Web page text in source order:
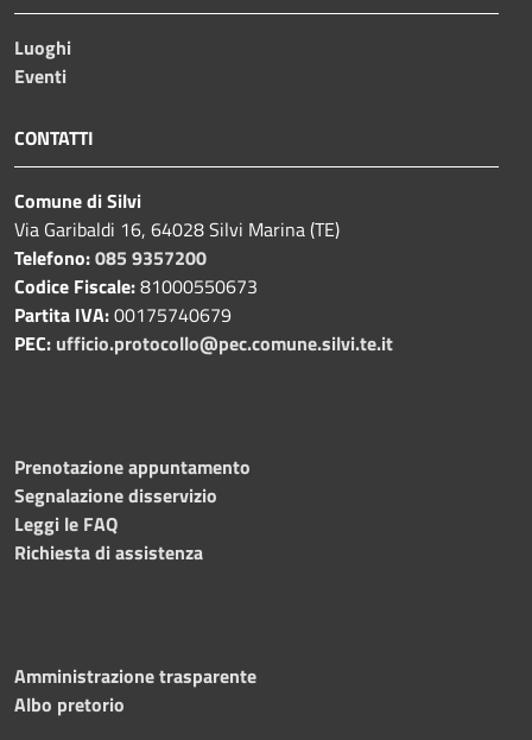
Luoghi
Eventi
CONTATTI
Comune di Silvi
Via Garibaldi 16, 64028 Silvi Marina (TE)
Telefono:085 9357200
Codice Fiscale:81000550673
Partita IVA:00175740679
PEC: ufficio.protocollo@pec.comune.silvi.te.it
Prenotazione appuntamento
Segnalazione disservizio
Leggi le FAQ
Richiesta di assistenza
Amministrazione trasparente
Albo pretorio